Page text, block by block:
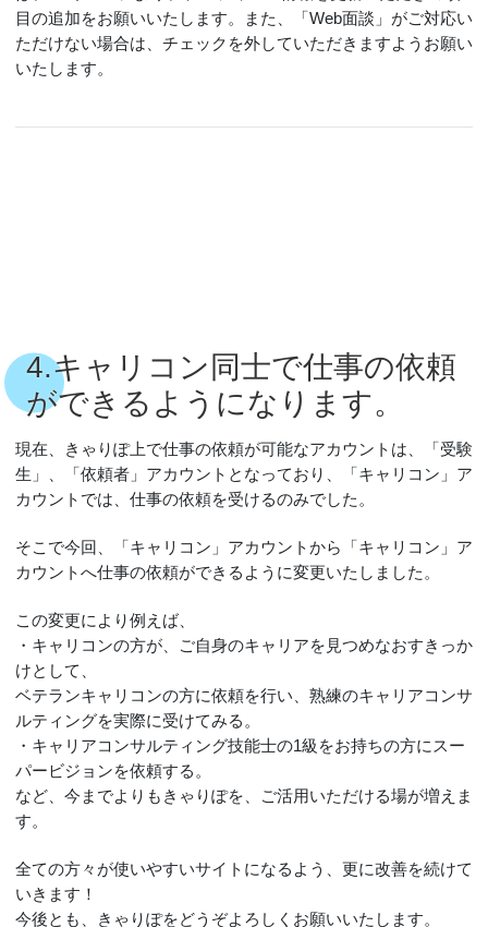
目の追加をお願いいたします。また、「Web面談」がご対応い
ただけない場合は、チェックを外していただきますようお願い
いたします。
4.キャリコン同士で仕事の依頼
ができるようになります。
現在、きゃりぽ上で仕事の依頼が可能なアカウントは、「受験
生」、「依頼者」アカウントとなっており、「キャリコン」ア
カウントでは、仕事の依頼を受けるのみでした。
そこで今回、「キャリコン」アカウントから「キャリコン」ア
カウントへ仕事の依頼ができるように変更いたしました。
この変更により例えば、
・キャリコンの方が、ご自身のキャリアを見つめなおすきっか
けとして、
ベテランキャリコンの方に依頼を行い、熟練のキャリアコンサ
ルティングを実際に受けてみる。
・キャリアコンサルティング技能士の1級をお持ちの方にスー
パービジョンを依頼する。
など、今までよりもきゃりぽを、ご活用いただける場が増えま
す。
全ての方々が使いやすいサイトになるよう、更に改善を続けて
いきます！
今後とも、きゃりぽをどうぞよろしくお願いいたします。